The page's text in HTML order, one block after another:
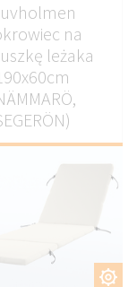
na
leżaka